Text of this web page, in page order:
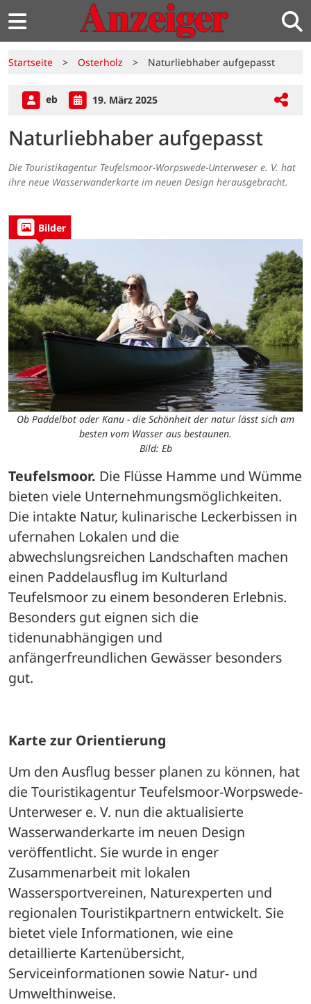
Startseite > Osterholz > Naturliebhaber aufgepasst
eb 19. März 2025
Naturliebhaber aufgepasst
Die Touristikagentur Teufelsmoor-Worpswede-Unterweser e. V. hat
ihre neue Wasserwanderkarte im neuen Design herausgebracht.
Bilder
Ob Paddelbot oder Kanu - die Schönheit der natur lässt sich am
besten vom Wasser aus bestaunen.
Bild: Eb
Teufelsmoor. Die Flüsse Hamme und Wümme
bieten viele Unternehmungsmöglichkeiten.
Die intakte Natur, kulinarische Leckerbissen in
ufernahen Lokalen und die
abwechslungsreichen Landschaften machen
einen Paddelausflug im Kulturland
Teufelsmoor zu einem besonderen Erlebnis.
Besonders gut eignen sich die
tidenunabhängigen und
anfängerfreundlichen Gewässer besonders
gut.
Karte zur Orientierung
Um den Ausflug besser planen zu können, hat
die Touristikagentur Teufelsmoor-Worpswede-
Unterweser e. V. nun die aktualisierte
Wasserwanderkarte im neuen Design
veröffentlicht. Sie wurde in enger
Zusammenarbeit mit lokalen
Wassersportvereinen, Naturexperten und
regionalen Touristikpartnern entwickelt. Sie
bietet viele Informationen, wie eine
detaillierte Kartenübersicht,
Serviceinformationen sowie Natur- und
Umwelthinweise.